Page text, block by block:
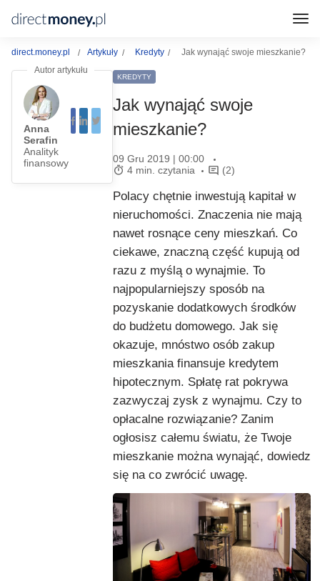
direct.money.pl Artykuły Kredyty Jak wynająć swoje mieszkanie?
Anna
Serafin
Analityk
finansowy
KREDYTY
Jak wynająć swoje
mieszkanie?
09 Gru 2019 | 00:00
4 min. czytania
(2)
Polacy chętnie inwestują kapitał w
nieruchomości. Znaczenia nie mają
nawet rosnące ceny mieszkań. Co
ciekawe, znaczną część kupują od
razu z myślą o wynajmie. To
najpopularniejszy sposób na
pozyskanie dodatkowych środków
do budżetu domowego. Jak się
okazuje, mnóstwo osób zakup
mieszkania finansuje kredytem
hipotecznym. Spłatę rat pokrywa
zazwyczaj zysk z wynajmu. Czy to
opłacalne rozwiązanie? Zanim
ogłosisz całemu światu, że Twoje
mieszkanie można wynająć, dowiedz
się na co zwrócić uwagę.